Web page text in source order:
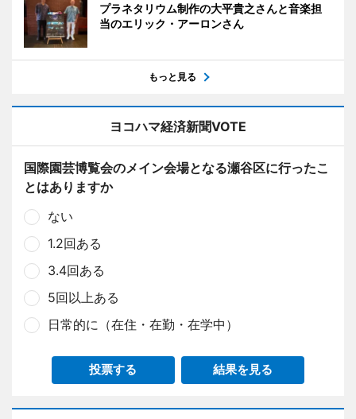
プラネタリウム制作の大平貴之さんと音楽担
当のエリック・アーロンさん
もっと見る
ヨコハマ経済新聞VOTE
国際園芸博覧会のメイン会場となる瀬谷区に行ったこ
とはありますか
ない
1.2回ある
3.4回ある
5回以上ある
日常的に（在住・在勤・在学中）
投票する 結果を見る